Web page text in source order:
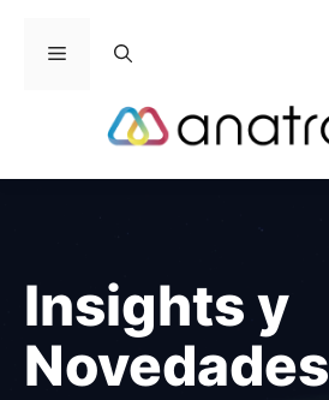
Menú
Insights y
Novedades